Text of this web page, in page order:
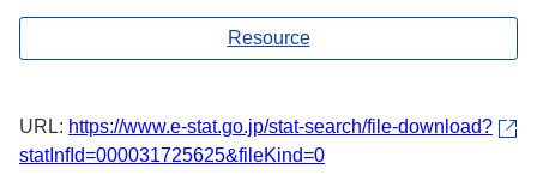
Resource
URL: https://www.e-stat.go.jp/stat-search/file-download?
statInfId=000031725625&fileKind=0